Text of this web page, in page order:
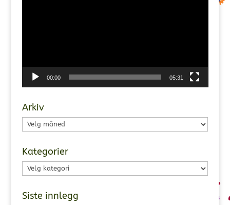
00:00 05:31
Arkiv
Arkiv
Kategorier
Kategorier
Siste innlegg